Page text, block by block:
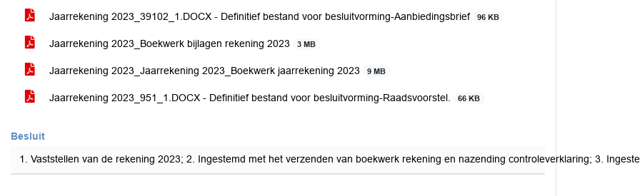
Jaarrekening 2023_39102_1.DOCX - Definitief bestand voor besluitvorming-Aanbiedingsbrief 96 KB
Jaarrekening 2023_Boekwerk bijlagen rekening 2023 3 MB
Jaarrekening 2023_Jaarrekening 2023_Boekwerk jaarrekening 2023 9 MB
Jaarrekening 2023_951_1.DOCX - Definitief bestand voor besluitvorming-Raadsvoorstel. 66 KB
Besluit
1. Vaststellen van de rekening 2023; 2. Ingestemd met het verzenden van boekwerk rekening en nazending controleverklaring; 3.